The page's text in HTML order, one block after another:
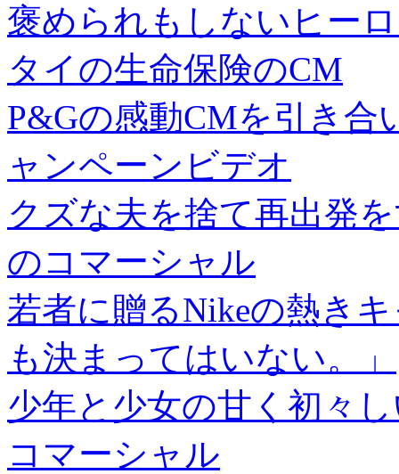
褒められもしないヒー
タイの生命保険のCM
P&Gの感動CMを引き
ャンペーンビデオ
クズな夫を捨て再出発
のコマーシャル
若者に贈るNikeの熱き
も決まってはいない。」
少年と少女の甘く初々
コマーシャル